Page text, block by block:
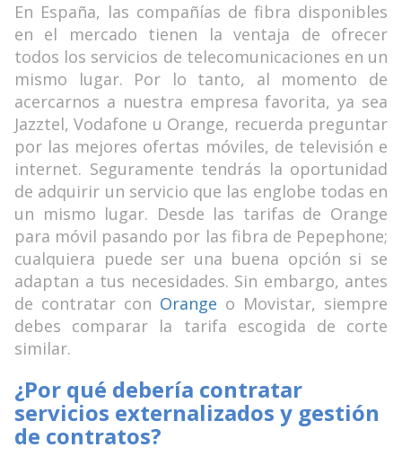
En España, las compañías de fibra disponibles
en el mercado tienen la ventaja de ofrecer
todos los servicios de telecomunicaciones en un
mismo lugar. Por lo tanto, al momento de
acercarnos a nuestra empresa favorita, ya sea
Jazztel, Vodafone u Orange, recuerda preguntar
por las mejores ofertas móviles, de televisión e
internet. Seguramente tendrás la oportunidad
de adquirir un servicio que las englobe todas en
un mismo lugar. Desde las tarifas de Orange
para móvil pasando por las fibra de Pepephone;
cualquiera puede ser una buena opción si se
adaptan a tus necesidades. Sin embargo, antes
de contratar con Orange o Movistar, siempre
debes comparar la tarifa escogida de corte
similar.
¿Por qué debería contratar
servicios externalizados y gestión
de contratos?